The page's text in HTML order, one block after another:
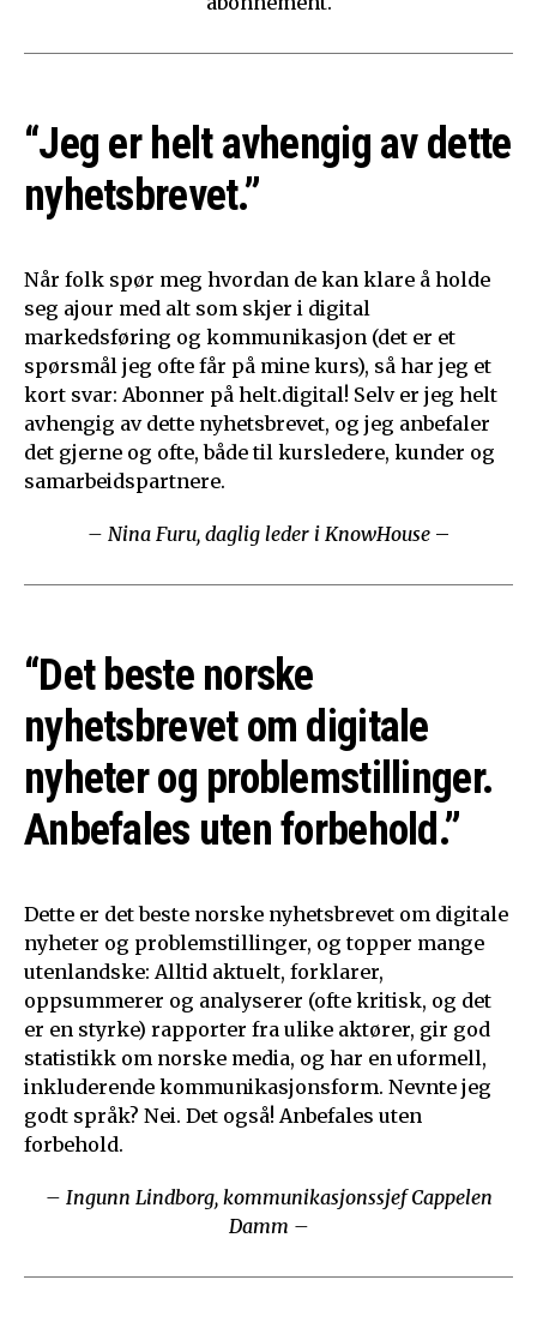
“Jeg er helt avhengig av dette
nyhetsbrevet.”
Når folk spør meg hvordan de kan klare å holde
seg ajour med alt som skjer i digital
markedsføring og kommunikasjon (det er et
spørsmål jeg ofte får på mine kurs), så har jeg et
kort svar: Abonner på helt.digital! Selv er jeg helt
avhengig av dette nyhetsbrevet, og jeg anbefaler
det gjerne og ofte, både til kursledere, kunder og
samarbeidspartnere.
– Nina Furu, daglig leder i KnowHouse –
“Det beste norske
nyhetsbrevet om digitale
nyheter og problemstillinger.
Anbefales uten forbehold.”
Dette er det beste norske nyhetsbrevet om digitale
nyheter og problemstillinger, og topper mange
utenlandske: Alltid aktuelt, forklarer,
oppsummerer og analyserer (ofte kritisk, og det
er en styrke) rapporter fra ulike aktører, gir god
statistikk om norske media, og har en uformell,
inkluderende kommunikasjonsform. Nevnte jeg
godt språk? Nei. Det også! Anbefales uten
forbehold.
– Ingunn Lindborg, kommunikasjonssjef Cappelen
Damm –